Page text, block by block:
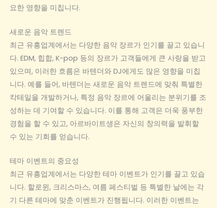
요한 영향을 미칩니다.
새로운 음악 트렌드
최근 유흥업계에서는 다양한 음악 장르가 인기를 끌고 있습니
다. EDM, 힙합, K-pop 등의 장르가 고객들에게 큰 사랑을 받고
있으며, 이러한 흐름은 바텐더와 DJ에게도 많은 영향을 미칩
니다. 예를 들어, 바텐더는 새로운 음악 트렌드에 맞춰 특별한
칵테일을 개발하거나, 특정 음악 장르에 어울리는 분위기를 조
성하는 데 기여할 수 있습니다. 이를 통해 고객은 더욱 풍부한
경험을 할 수 있고, 아르바이트생은 자신의 창의력을 발휘할
수 있는 기회를 얻습니다.
테마 이벤트의 중요성
최근 유흥업계에서는 다양한 테마 이벤트가 인기를 끌고 있습
니다. 할로윈, 크리스마스, 여름 페스티벌 등 특별한 날에는 각
기 다른 테마에 맞춘 이벤트가 진행됩니다. 이러한 이벤트는